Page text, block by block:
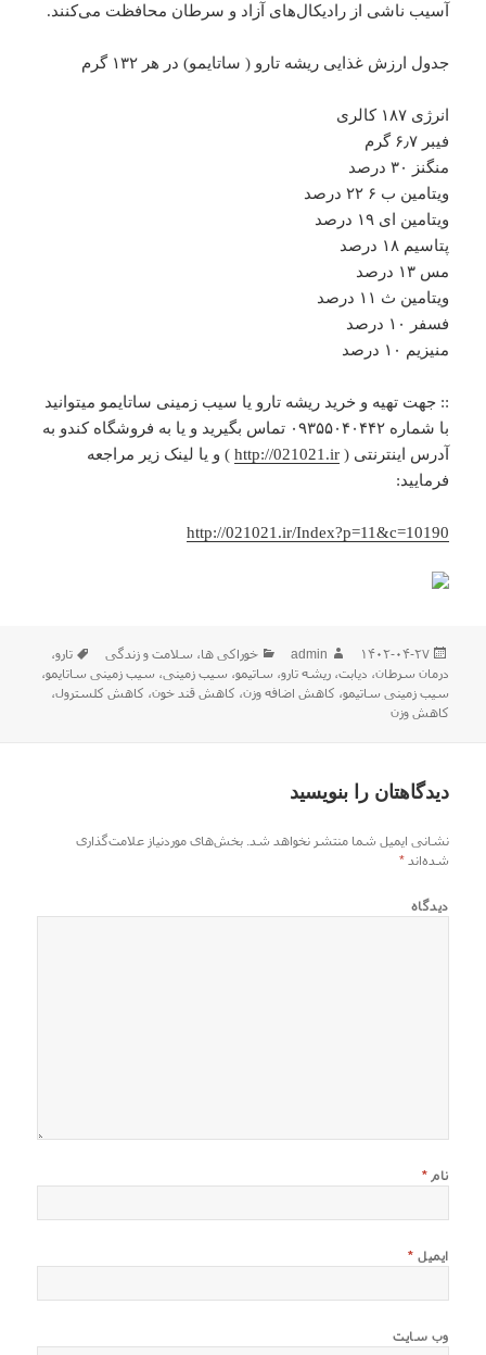
آسیب ناشی از رادیکال‌های آزاد و سرطان محافظت می‌کنند.
جدول ارزش غذایی ریشه تارو ( ساتایمو) در هر ۱۳۲ گرم
انرژی ۱۸۷ کالری
فیبر ۶٫۷ گرم
منگنز ۳۰ درصد
ویتامین ب ۶ ۲۲ درصد
ویتامین ای ۱۹ درصد
پتاسیم ۱۸ درصد
مس ۱۳ درصد
ویتامین ث ۱۱ درصد
فسفر ۱۰ درصد
منیزیم ۱۰ درصد
:: جهت تهیه و خرید ریشه تارو یا سیب زمینی ساتایمو میتوانید
با شماره ۰۹۳۵۵۰۴۰۴۴۲ تماس بگیرید و یا به فروشگاه کندو به
آدرس اینترنتی (http://021021.ir ) و یا لینک زیر مراجعه
فرمایید:
http://021021.ir/Index?p=11&c=10190
ارسال
شده
در
۱۴۰۲-۰۴-۲۷ نویسنده
admin دسته‌ها
خوراکی ها، سلامت و زندگی برچسب‌ها
تارو،
درمان سرطان، دیابت،ریشه تارو، ساتیمو، سیب زمینی، سیب زمینی ساتایمو،
سیب زمینی ساتیمو، کاهش اضافه وزن، کاهش قند خون، کاهش کلسترول،
کاهش وزن
دیدگاهتان را بنویسید
نشانی ایمیل شما منتشر نخواهد شد. بخش‌های موردنیاز علامت‌گذاری
شده‌اند*
دیدگاه
نام *
ایمیل *
وب‌ سایت